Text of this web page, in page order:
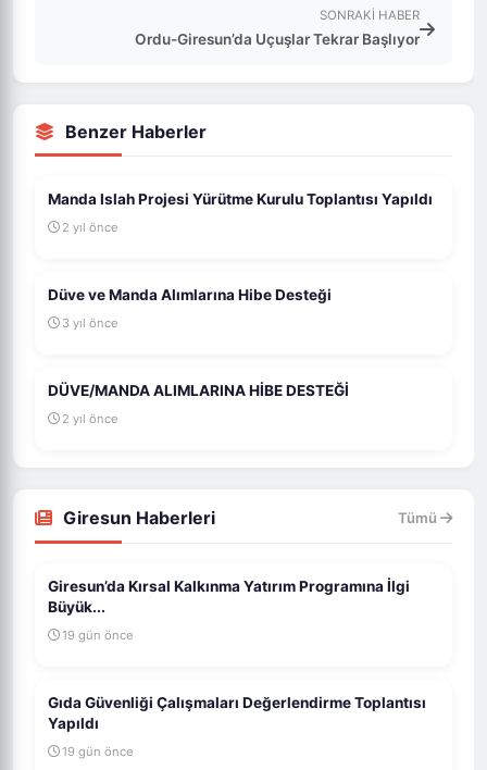
SONRAKI HABER
Ordu-Giresun’da Uçuşlar Tekrar Başlıyor
Benzer Haberler
Manda Islah Projesi Yürütme Kurulu Toplantısı Yapıldı
2 yıl önce
Düve ve Manda Alımlarına Hibe Desteği
3 yıl önce
DÜVE/MANDA ALIMLARINA HİBE DESTEĞİ
2 yıl önce
Giresun Haberleri Tümü
Giresun’da Kırsal Kalkınma Yatırım Programına İlgi
Büyük...
19 gün önce
Gıda Güvenliği Çalışmaları Değerlendirme Toplantısı
Yapıldı
19 gün önce